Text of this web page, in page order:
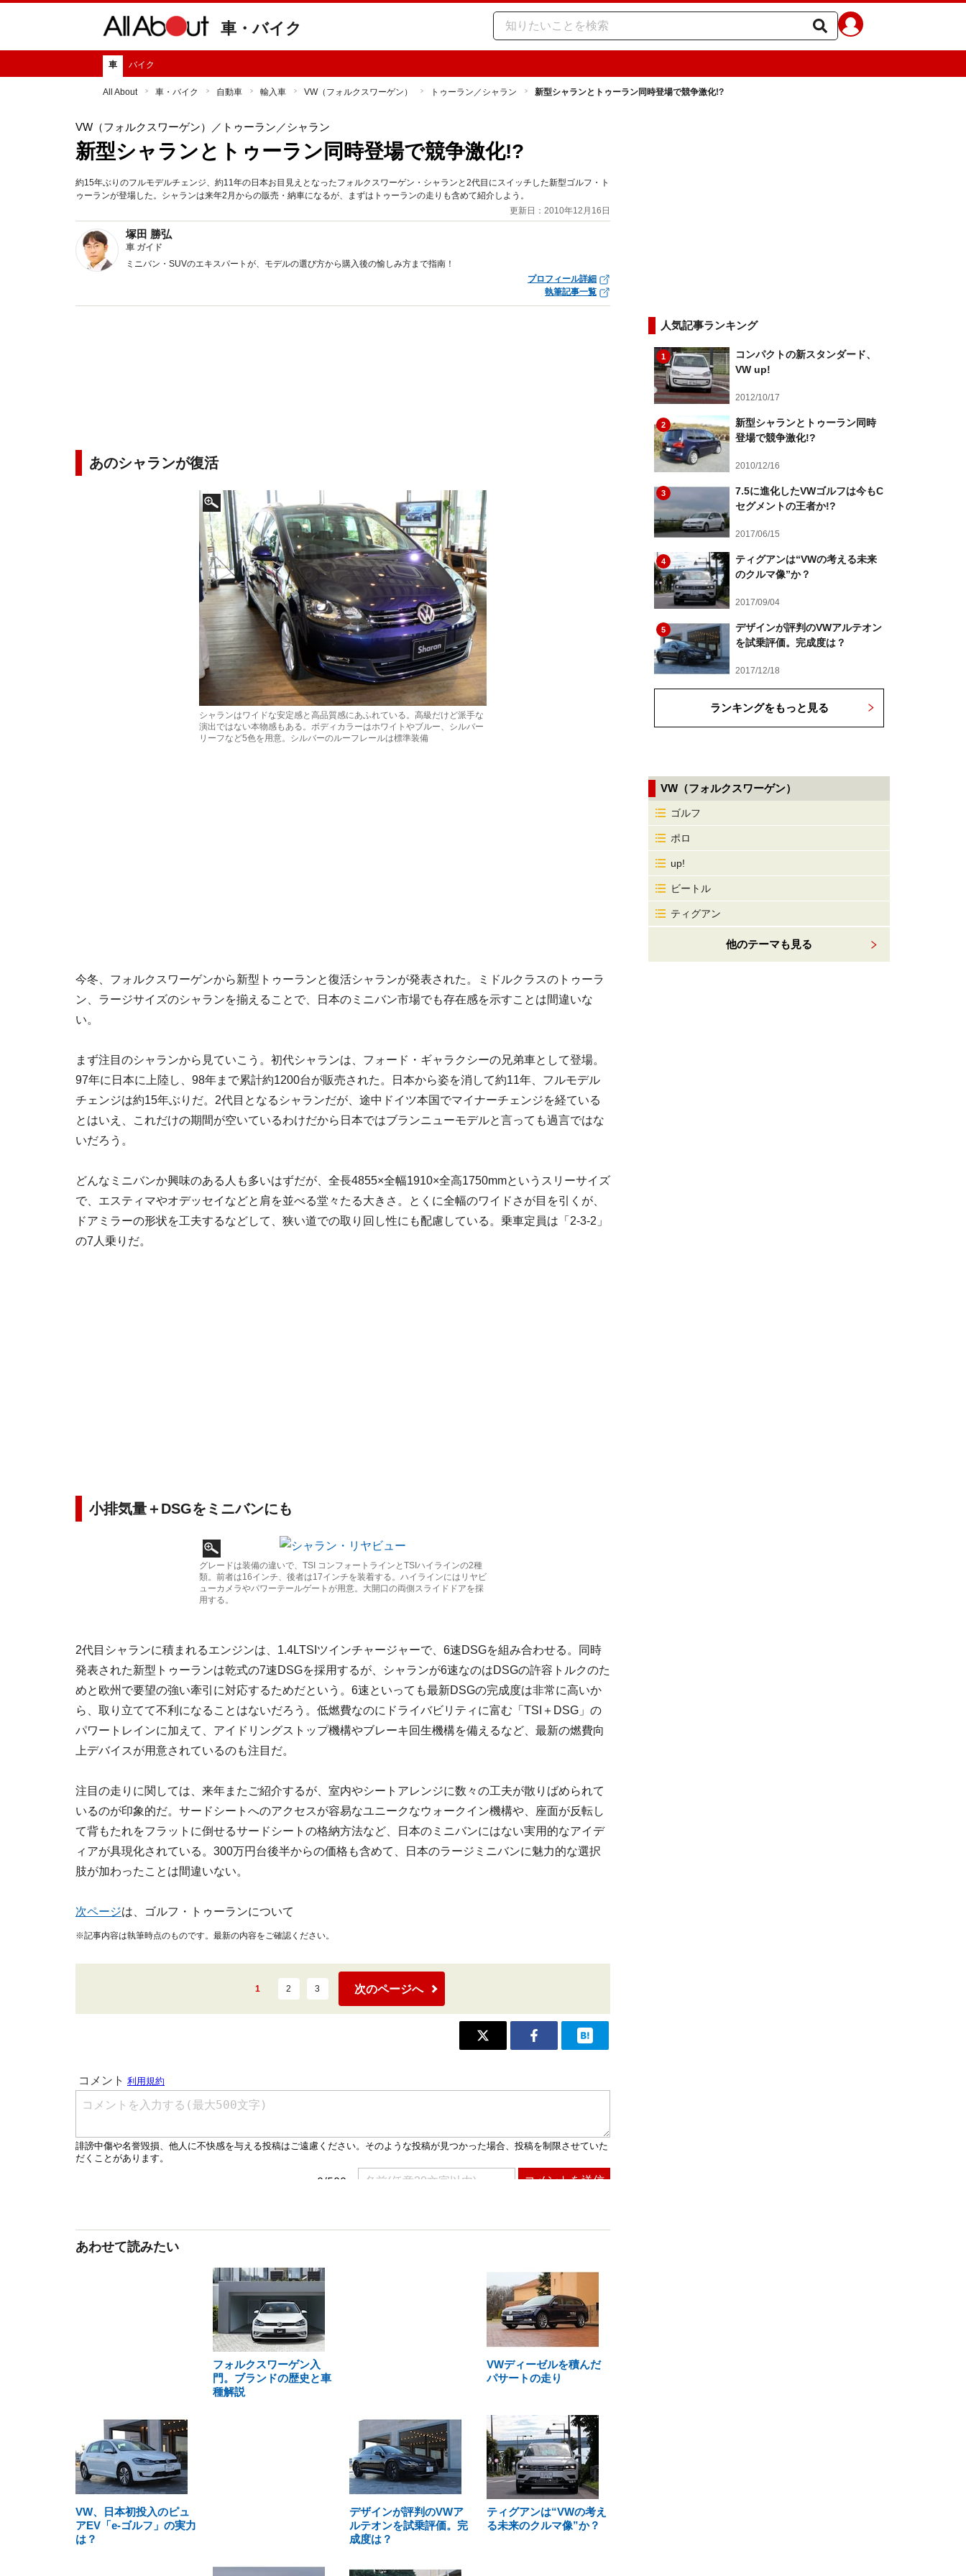
車・バイク
車 バイク
All About 車・バイク 自動車 輸入車 VW（フォルクスワーゲン） トゥーラン／シャラン 新型シャランとトゥーラン同時登場で競争激化!?
VW（フォルクスワーゲン） ／トゥーラン／シャラン
新型シャランとトゥーラン同時登場で競争激化!?
約15年ぶりのフルモデルチェンジ、約11年の日本お目見えとなったフォルクスワーゲン・シャランと2代目にスイッチした新型ゴルフ・ト
ゥーランが登場した。シャランは来年2月からの販売・納車になるが、まずはトゥーランの走りも含めて紹介しよう。
更新日：2010年12月16日
塚田 勝弘
車 ガイド
ミニバン・SUVのエキスパートが、モデルの選び方から購入後の愉しみ方まで指南！
プロフィール詳細
執筆記事一覧
あのシャランが復活
シャランはワイドな安定感と高品質感にあふれている。高級だけど派手な
演出ではない本物感もある。ボディカラーはホワイトやブルー、シルバー
リーフなど5色を用意。シルバーのルーフレールは標準装備
今冬、フォルクスワーゲンから新型トゥーランと復活シャランが発表された。ミドルクラスのトゥーラ
ン、ラージサイズのシャランを揃えることで、日本のミニバン市場でも存在感を示すことは間違いな
い。
まず注目のシャランから見ていこう。初代シャランは、フォード・ギャラクシーの兄弟車として登場。
97年に日本に上陸し、98年まで累計約1200台が販売された。日本から姿を消して約11年、フルモデル
チェンジは約15年ぶりだ。2代目となるシャランだが、途中ドイツ本国でマイナーチェンジを経ている
とはいえ、これだけの期間が空いているわけだから日本ではブランニューモデルと言っても過言ではな
いだろう。
どんなミニバンか興味のある人も多いはずだが、全長4855×全幅1910×全高1750mmというスリーサイズ
で、エスティマやオデッセイなどと肩を並べる堂々たる大きさ。とくに全幅のワイドさが目を引くが、
ドアミラーの形状を工夫するなどして、狭い道での取り回し性にも配慮している。乗車定員は「2-3-2」
の7人乗りだ。
小排気量＋DSGをミニバンにも
グレードは装備の違いで、TSI コンフォートラインとTSIハイラインの2種
類。前者は16インチ、後者は17インチを装着する。ハイラインにはリヤビ
ューカメラやパワーテールゲートが用意。大開口の両側スライドドアを採
用する。
2代目シャランに積まれるエンジンは、1.4LTSIツインチャージャーで、6速DSGを組み合わせる。同時
発表された新型トゥーランは乾式の7速DSGを採用するが、シャランが6速なのはDSGの許容トルクのた
めと欧州で要望の強い牽引に対応するためだという。6速といっても最新DSGの完成度は非常に高いか
ら、取り立てて不利になることはないだろう。低燃費なのにドライバビリティに富む「TSI＋DSG」の
パワートレインに加えて、アイドリングストップ機構やブレーキ回生機構を備えるなど、最新の燃費向
上デバイスが用意されているのも注目だ。
注目の走りに関しては、来年またご紹介するが、室内やシートアレンジに数々の工夫が散りばめられて
いるのが印象的だ。サードシートへのアクセスが容易なユニークなウォークイン機構や、座面が反転し
て背もたれをフラットに倒せるサードシートの格納方法など、日本のミニバンにはない実用的なアイデ
ィアが具現化されている。300万円台後半からの価格も含めて、日本のラージミニバンに魅力的な選択
肢が加わったことは間違いない。
次ページは、ゴルフ・トゥーランについて
※記事内容は執筆時点のものです。最新の内容をご確認ください。
1 2 3 次のページへ
あわせて読みたい
フォルクスワーゲン入
門。ブランドの歴史と車
種解説
VWディーゼルを積んだ
パサートの走り
VW、日本初投入のピュ
アEV「e-ゴルフ」の実力
は？
デザインが評判のVWア
ルテオンを試乗評価。完
成度は？
ティグアンは“VWの考え
る未来のクルマ像”か？
人気記事ランキング
1
コンパクトの新スタンダード、
VW up!
2012/10/17
2
新型シャランとトゥーラン同時
登場で競争激化!?
2010/12/16
3
7.5に進化したVWゴルフは今もC
セグメントの王者か!?
2017/06/15
4
ティグアンは“VWの考える未来
のクルマ像”か？
2017/09/04
5
デザインが評判のVWアルテオン
を試乗評価。完成度は？
2017/12/18
ランキングをもっと見る
VW（フォルクスワーゲン）
ゴルフ
ポロ
up!
ビートル
ティグアン
他のテーマも見る